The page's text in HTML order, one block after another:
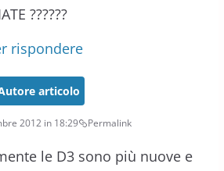
??????
rispondere
articolo
2012 in 18:29 Permalink
le D3 sono più nuove e